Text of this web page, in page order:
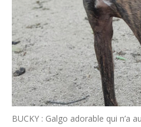
BUCKY : Galgo adorable qui n’a